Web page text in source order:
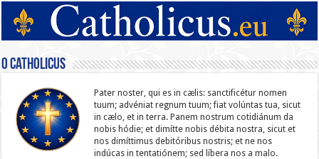
O catholicus
Pater noster, qui es in cælis: sanc­ti­ficétur nomen
tuum; advéniat regnum tuum; fiat volúntas tua, sicut
in cælo, et in terra. Panem nostrum cotidiánum da
nobis hódie; et dimítte nobis débita nostra, sicut et
nos dimíttimus debitóribus nostris; et ne nos
indúcas in ten­ta­tiónem; sed líbera nos a malo.